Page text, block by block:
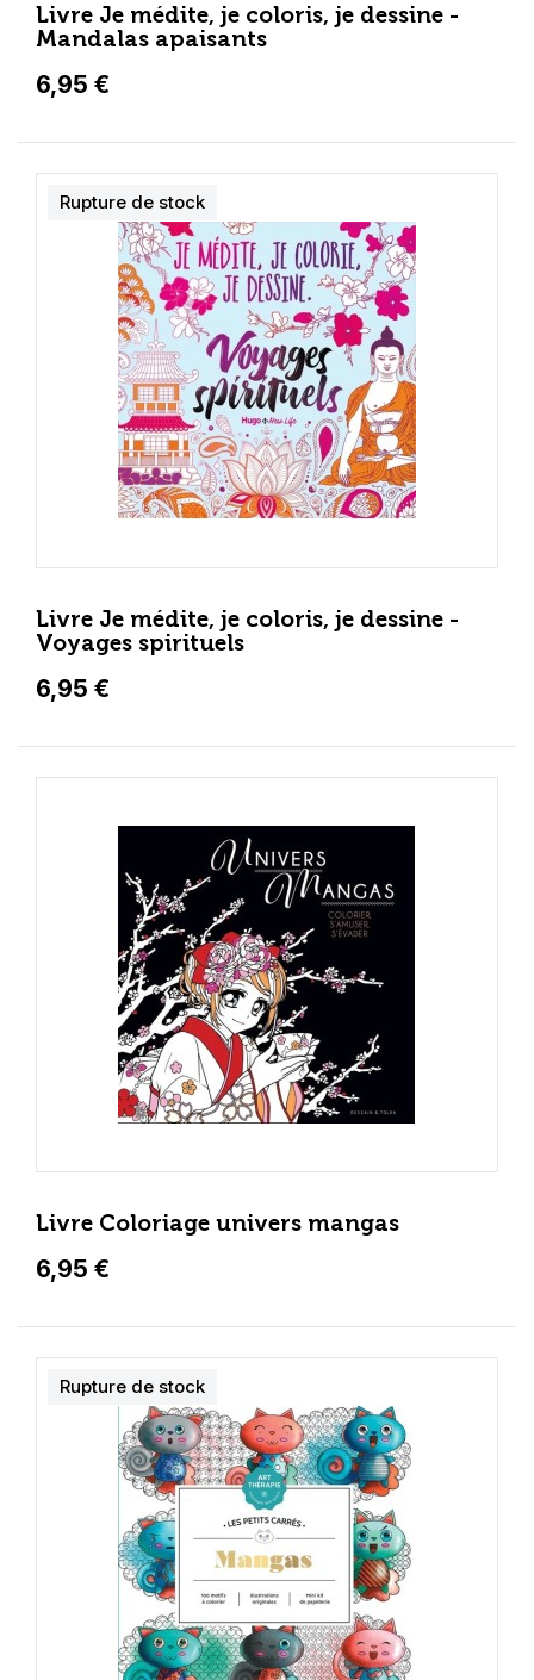
Livre Je médite, je coloris, je dessine -
Mandalas apaisants
6,95 €
Livre Je médite, je coloris, je dessine -
Voyages spirituels
6,95 €
Rupture de stock
Livre Coloriage univers mangas
6,95 €
Rupture de stock